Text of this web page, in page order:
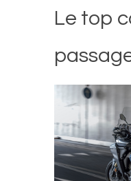
Le top